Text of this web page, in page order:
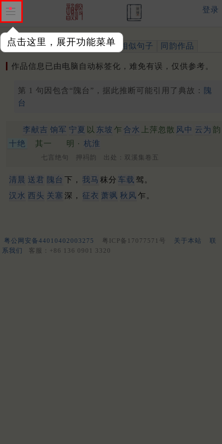
点击这里，展开功能菜单
登录
作品 标注四声 出处、引用 相似句子 同韵作品
作品信息已由电脑自动标签化，难免有误，仅供参考。
第 1 句因包含“隗台”，据此推断可能引用了典故： 隗
台
李献吉 饷军 宁夏 以 东坡 乍 合水 上萍忽散 风中 云为 韵
十绝
其一 明 · 杭淮
七言绝句 押祃韵 出处：双溪集卷五
清晨 送君 隗台 下， 我马 秣分 车载 驾。
汉水 西头 关塞 深， 征衣 萧飒 秋风 乍。
粤公网安备44010402003275 粤ICP备17077571号 关于本站
联
系我们
客服：+86 136 0901 3320